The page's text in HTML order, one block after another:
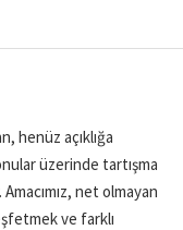
henüz açıklığa
üzerinde tartışma
net olmayan
ve farklı